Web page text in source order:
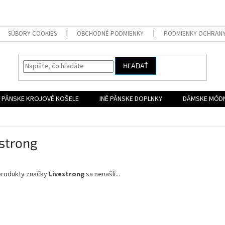
SÚBORY COOKIES OBCHODNÉ PODMIENKY PODMIENKY
HĽADAŤ
PÁNSKE KROJOVÉ KOŠELE INÉ PÁNSKE DOPLNKY DÁMSKE
značkyLivestrongsa nenašli...